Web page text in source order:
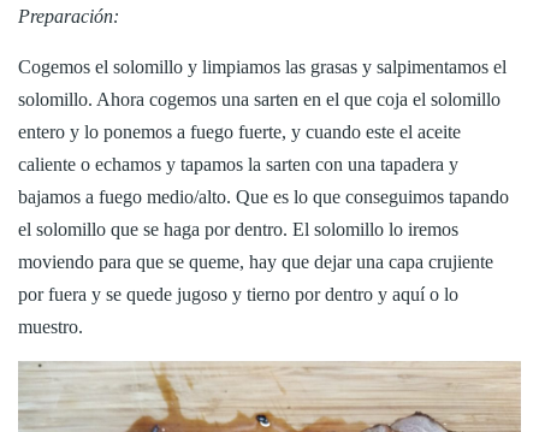
Preparación:
Cogemos el solomillo y limpiamos las grasas y salpimentamos el
solomillo. Ahora cogemos una sarten en el que coja el solomillo
entero y lo ponemos a fuego fuerte, y cuando este el aceite
caliente o echamos y tapamos la sarten con una tapadera y
bajamos a fuego medio/alto. Que es lo que conseguimos tapando
el solomillo que se haga por dentro. El solomillo lo iremos
moviendo para que se queme, hay que dejar una capa crujiente
por fuera y se quede jugoso y tierno por dentro y aquí o lo
muestro.